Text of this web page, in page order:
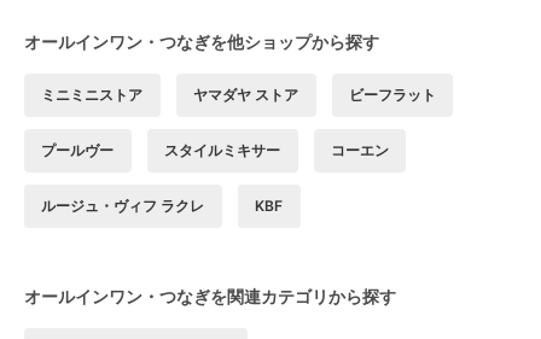
オールインワン・つなぎを他ショップから探す
ミニミニストア ヤマダヤ ストア ビーフラット
プールヴー スタイルミキサー コーエン
ルージュ・ヴィフ ラクレ KBF
オールインワン・つなぎを関連カテゴリから探す